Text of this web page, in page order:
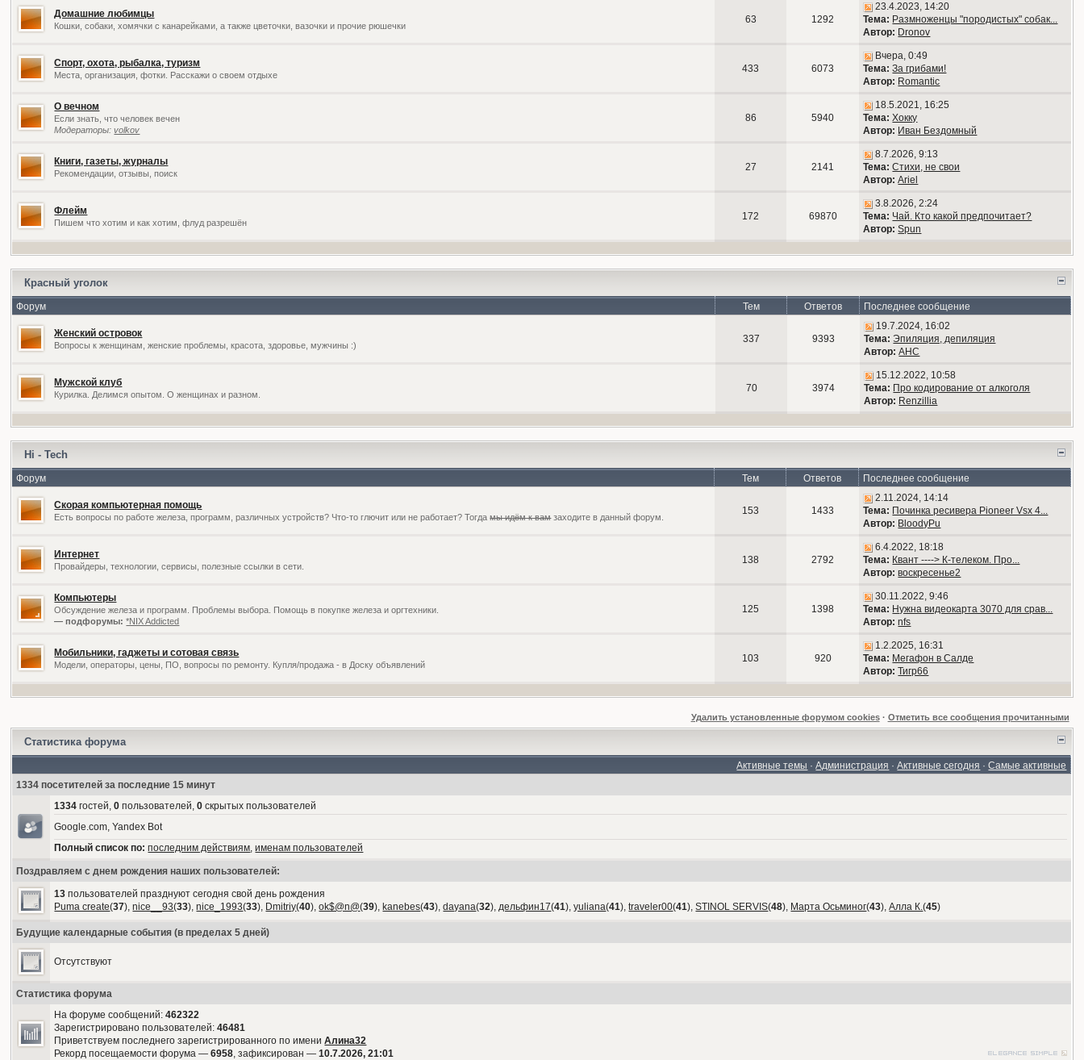
Домашние любимцы
Кошки, собаки, хомячки с канарейками, а также цветочки, вазочки и прочие рюшечки
63 1292
23.4.2023, 14:20
Тема: Размноженцы "породистых" собак...
Автор: Dronov
Спорт, охота, рыбалка, туризм
Места, организация, фотки. Расскажи о своем отдыхе
433 6073
Вчера, 0:49
Тема: За грибами!
Автор: Romantic
О вечном
Если знать, что человек вечен
Модераторы:volkov
86 5940
18.5.2021, 16:25
Тема: Хокку
Автор: Иван Бездомный
Книги, газеты, журналы
Рекомендации, отзывы, поиск
27 2141
8.7.2026, 9:13
Тема: Стихи, не свои
Автор: Ariel
Флейм
Пишем что хотим и как хотим, флуд разрешён
172 69870
3.8.2026, 2:24
Тема: Чай. Кто какой предпочитает?
Автор: Spun
Красный уголок
Форум Тем Ответов Последнее сообщение
Женский островок
Вопросы к женщинам, женские проблемы, красота, здоровье, мужчины :)
337 9393
19.7.2024, 16:02
Тема: Эпиляция, депиляция
Автор: АНС
Мужской клуб
Курилка. Делимся опытом. О женщинах и разном.
70 3974
15.12.2022, 10:58
Тема: Про кодирование от алкоголя
Автор: Renzillia
Hi - Tech
Форум Тем Ответов Последнее сообщение
Скорая компьютерная помощь
Есть вопросы по работе железа, программ, различных устройств? Что-то глючит или не работает? Тогдамы идём к вамзаходите в данный форум.
153 1433
2.11.2024, 14:14
Тема: Починка ресивера Pioneer Vsx 4...
Автор: BloodyPu
Интернет
Провайдеры, технологии, сервисы, полезные ссылки в сети.
138 2792
6.4.2022, 18:18
Тема: Квант ----> К-телеком. Про...
Автор: воскресенье2
Компьютеры
Обсуждение железа и программ. Проблемы выбора. Помощь в покупке железа и оргтехники.
— подфорумы: *NIX Addicted
125 1398
30.11.2022, 9:46
Тема: Нужна видеокарта 3070 для срав...
Автор: nfs
Мобильники, гаджеты и сотовая связь
Модели, операторы, цены, ПО, вопросы по ремонту. Купля/продажа - в Доску объявлений
103 920
1.2.2025, 16:31
Тема: Мегафон в Салде
Автор: Тигр66
Удалить установленные форумом cookies· Отметить все сообщения прочитанными
Статистика форума
Активные темы ·Администрация ·Активные сегодня ·Самые активные
1334 посетителей за последние 15 минут
1334 гостей,0 пользователей,0 скрытых пользователей
Google.com, Yandex Bot
Полный список по: последним действиям,именам пользователей
Поздравляем с днем рождения наших пользователей:
13 пользователей празднуют сегодня свой день рождения
Puma create(37),nice__93(33),nice_1993(33), Dmitriy(40),ok$@n@(39), kanebes(43),dayana(32),дельфин17(41),yuliana(41),traveler00(41),STINOL SERVIS(48), Марта Осьминог(43),Алла К.(45)
Будущие календарные события (в пределах 5 дней)
Отсутствуют
Статистика форума
На форуме сообщений:462322
Зарегистрировано пользователей:46481
Приветствуем последнего зарегистрированного по имениАлина32
Рекорд посещаемости форума —6958, зафиксирован —10.7.2026, 21:01